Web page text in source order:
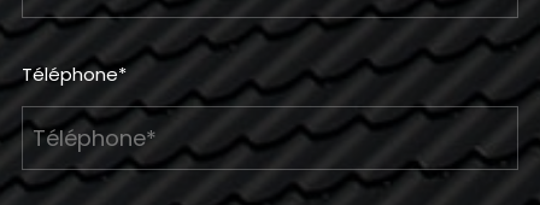
Téléphone*